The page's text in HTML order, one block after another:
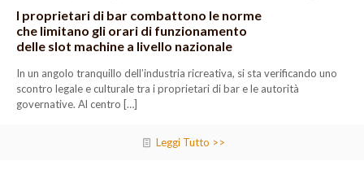
I proprietari di bar combattono le norme
che limitano gli orari di funzionamento
delle slot machine a livello nazionale
In un angolo tranquillo dell’industria ricreativa, si sta verificando uno
scontro legale e culturale tra i proprietari di bar e le autorità
governative. Al centro […]
Leggi Tutto >>